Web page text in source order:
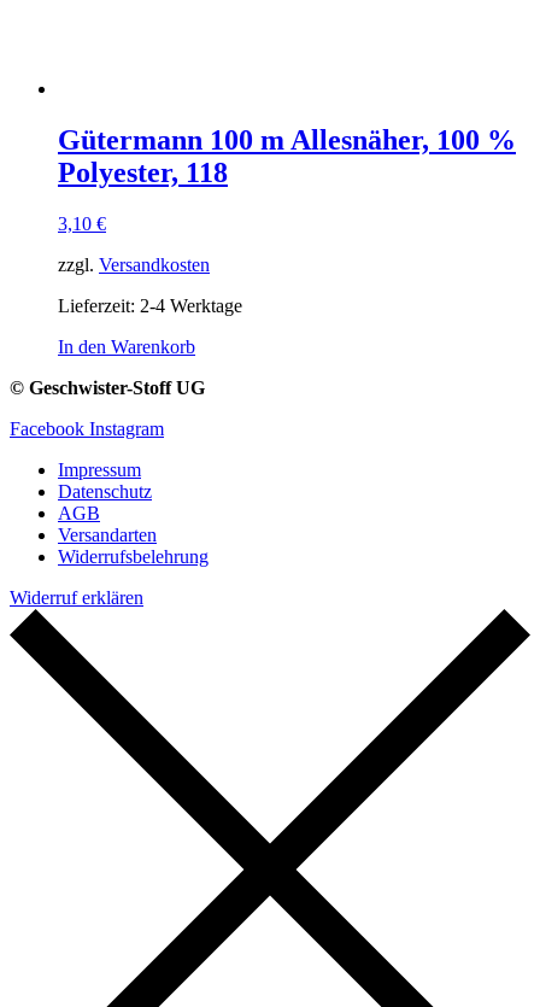
Gütermann 100 m Allesnäher, 100 %
Polyester, 118
3,10 €
zzgl. Versandkosten
Lieferzeit: 2-4 Werktage
In den Warenkorb
© Geschwister-Stoff UG
Facebook Instagram
Impressum
Datenschutz
AGB
Versandarten
Widerrufsbelehrung
Widerruf erklären